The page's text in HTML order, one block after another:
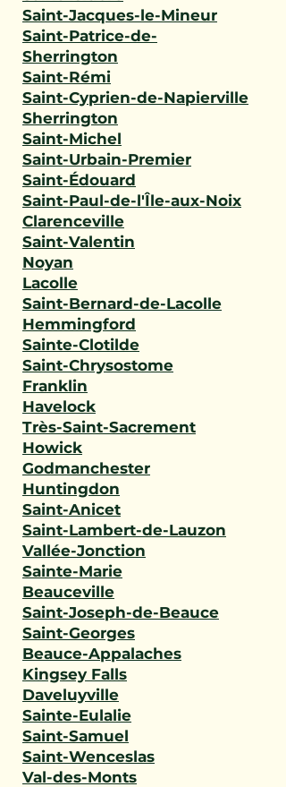
Saint-Jacques-le-Mineur
Saint-Patrice-de-
Sherrington
Saint-Rémi
Saint-Cyprien-de-Napierville
Sherrington
Saint-Michel
Saint-Urbain-Premier
Saint-Édouard
Saint-Paul-de-l'Île-aux-Noix
Clarenceville
Saint-Valentin
Noyan
Lacolle
Saint-Bernard-de-Lacolle
Hemmingford
Sainte-Clotilde
Saint-Chrysostome
Franklin
Havelock
Très-Saint-Sacrement
Howick
Godmanchester
Huntingdon
Saint-Anicet
Saint-Lambert-de-Lauzon
Vallée-Jonction
Sainte-Marie
Beauceville
Saint-Joseph-de-Beauce
Saint-Georges
Beauce-Appalaches
Kingsey Falls
Daveluyville
Sainte-Eulalie
Saint-Samuel
Saint-Wenceslas
Val-des-Monts